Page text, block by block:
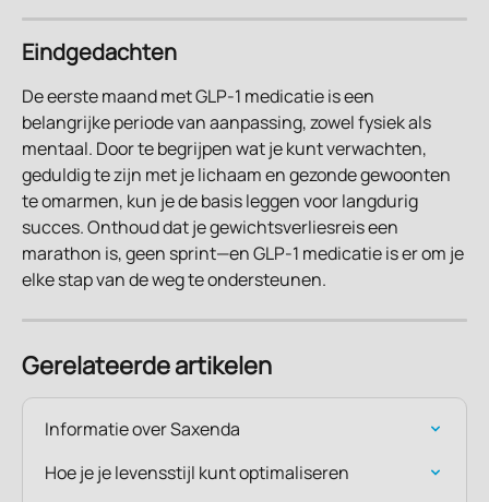
Eindgedachten
De eerste maand met GLP-1 medicatie is een
belangrijke periode van aanpassing, zowel fysiek als
mentaal. Door te begrijpen wat je kunt verwachten,
geduldig te zijn met je lichaam en gezonde gewoonten
te omarmen, kun je de basis leggen voor langdurig
succes. Onthoud dat je gewichtsverliesreis een
marathon is, geen sprint—en GLP-1 medicatie is er om je
elke stap van de weg te ondersteunen.
Gerelateerde artikelen
Informatie over Saxenda
Hoe je je levensstijl kunt optimaliseren